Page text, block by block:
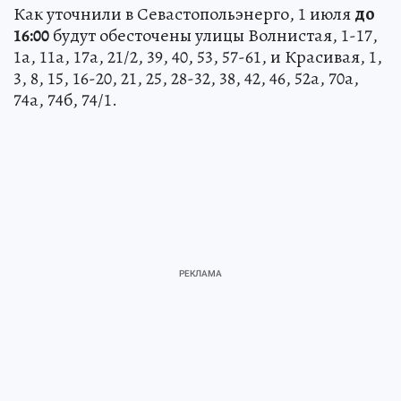
Как уточнили в Севастопольэнерго, 1 июлядо
16:00будут обесточены улицы Волнистая, 1-17,
1а, 11а, 17а, 21/2, 39, 40, 53, 57-61, и Красивая, 1,
3, 8, 15, 16-20, 21, 25, 28-32, 38, 42, 46, 52а, 70а,
74а, 74б, 74/1.